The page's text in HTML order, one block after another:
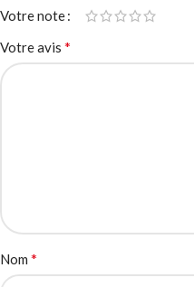
Votre note
Votre avis *
Nom *